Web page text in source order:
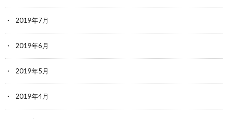
2019年7月
2019年6月
2019年5月
2019年4月